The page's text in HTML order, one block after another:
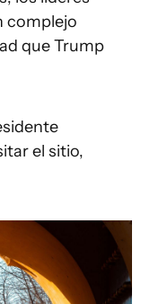
complejo
que Trump
el sitio,